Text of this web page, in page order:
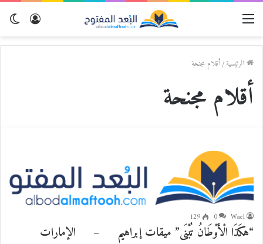
تسجيل
الرئيسية/أقلام مجنحة
أقلام مجنحة
Wael
0
129
“هكَذَا الْأَوْطَانُ تُبْنَى” ميقات إبراهيم – الإمارات